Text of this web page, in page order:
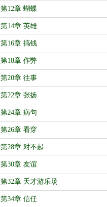
第12章 蝴蝶
第14章 英雄
第16章 搞钱
第18章 作弊
第20章 往事
第22章 张扬
第24章 病句
第26章 看穿
第28章 对不起
第30章 友谊
第32章 天才游乐场
第34章 信任